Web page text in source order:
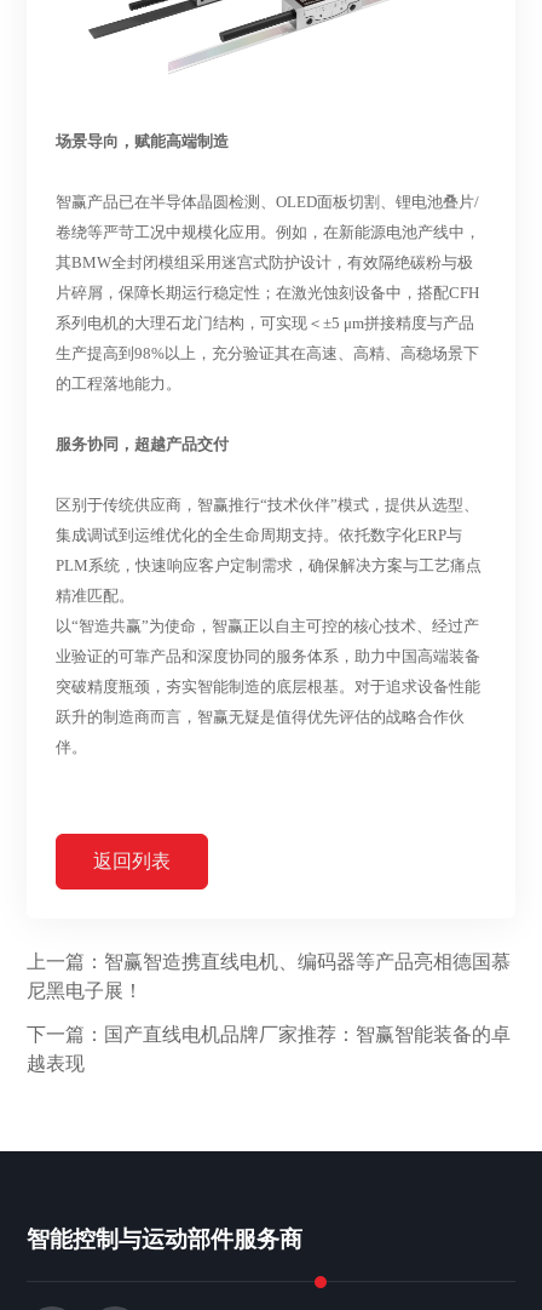
场景导向，赋能高端制造
智赢产品已在半导体晶圆检测、OLED面板切割、锂电池叠片/
卷绕等严苛工况中规模化应用。例如，在新能源电池产线中，
其BMW全封闭模组采用迷宫式防护设计，有效隔绝碳粉与极
片碎屑，保障长期运行稳定性；在激光蚀刻设备中，搭配CFH
系列电机的大理石龙门结构，可实现 ＜±5 μm拼接精度与产品
生产提高到98%以上，充分验证其在高速、高精、高稳场景下
的工程落地能力。
服务协同，超越产品交付
区别于传统供应商，智赢推行“技术伙伴”模式，提供从选型、
集成调试到运维优化的全生命周期支持。依托数字化ERP与
PLM系统，快速响应客户定制需求，确保解决方案与工艺痛点
精准匹配。
以“智造共赢”为使命，智赢正以自主可控的核心技术、经过产
业验证的可靠产品和深度协同的服务体系，助力中国高端装备
突破精度瓶颈，夯实智能制造的底层根基。对于追求设备性能
跃升的制造商而言，智赢无疑是值得优先评估的战略合作伙
伴。
返回列表
上一篇：智赢智造携直线电机、编码器等产品亮相德国慕
尼黑电子展！
下一篇：国产直线电机品牌厂家推荐：智赢智能装备的卓
越表现
智能控制与运动部件服务商